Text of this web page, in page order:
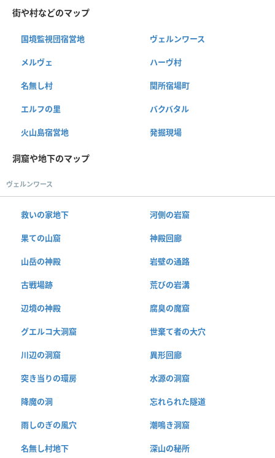
街や村などのマップ
国境監視団宿営地 ヴェルンワース
メルヴェ ハーヴ村
名無し村 関所宿場町
エルフの里 バクバタル
火山島宿営地 発掘現場
洞窟や地下のマップ
ヴェルンワース
救いの家地下 河側の岩窟
果ての山窟 神殿回廊
山岳の神殿 岩壁の通路
古戦場跡 荒びの岩溝
辺境の神殿 腐臭の魔窟
グエルコ大洞窟 世棄て者の大穴
川辺の洞窟 異形回廊
突き当りの環房 水源の洞窟
降魔の洞 忘れられた隧道
雨しのぎの風穴 潮鳴き洞窟
名無し村地下 深山の秘所